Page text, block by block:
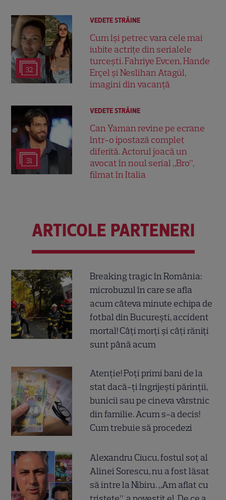
32
VEDETE STRĂINE
Cum își petrec vara cele mai
iubite actrițe din serialele
turcești. Fahriye Evcen, Hande
Erçel și Neslihan Atagül,
imagini din vacanță
31
VEDETE STRĂINE
Can Yaman revine pe ecrane
într-o ipostază complet
diferită. Actorul joacă un
avocat în noul serial „Bro”,
filmat în Italia
ARTICOLE PARTENERI
Breaking tragic în România:
microbuzul în care se afla
acum câteva minute echipa de
fotbal din București, accident
mortal! Câți morți și câți răniți
sunt până acum
Atenție! Poți primi bani de la
stat dacă-ți îngrijești părinții,
bunicii sau pe cineva vârstnic
din familie. Acum s-a decis!
Cum trebuie să procedezi
Alexandru Ciucu, fostul soț al
Alinei Sorescu, nu a fost lăsat
să intre la Nibiru. „Am aflat cu